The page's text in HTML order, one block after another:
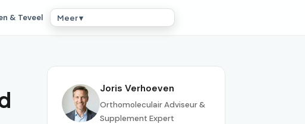
& Teveel Meer ▾
Joris Verhoeven
Orthomoleculair Adviseur &
Supplement Expert